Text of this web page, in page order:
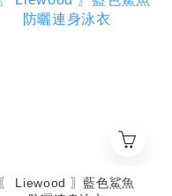
〖 Liewood 〗藍色鯊魚